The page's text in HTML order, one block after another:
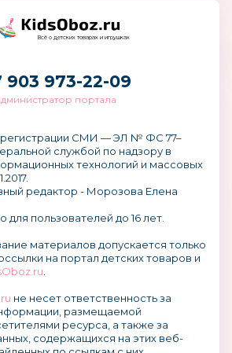
Всё о детских товарах и игрушках
903 973-22-09
портала
регистрации СМИ — ЭЛ № ФС 77–
службой по надзору в
технологий и массовых
редактор - Морозова Елена
для пользователей до 16 лет.
материалов допускается только
на портал детских товаров и
не несет ответственность за
размещаемой
ресурса, а также за
содержащихся на этих веб-